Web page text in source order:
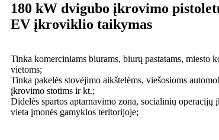
180 kW dvigubo įkrovimo
EV įkroviklio taikymas
Tinka komerciniams biurams, biurų pastatams, miesto
vietoms;
Tinka pakelės stovėjimo aikštelėms, viešosioms
įkrovimo stotims ir kt.;
Didelės spartos aptarnavimo zona, socialinių
vieta įmonės gamyklos teritorijoje;